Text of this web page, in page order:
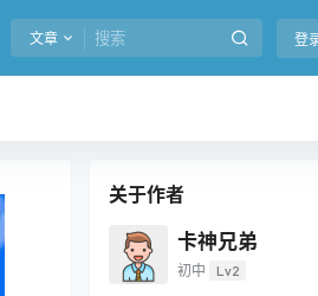
文章 登
关于作者
卡神兄弟
初中 Lv2